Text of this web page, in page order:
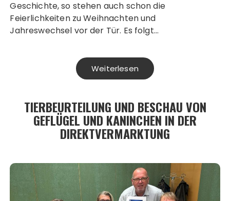
Geschichte, so stehen auch schon die
Feierlichkeiten zu Weihnachten und
Jahreswechsel vor der Tür. Es folgt…
Weiterlesen
TIERBEURTEILUNG UND BESCHAU VON
GEFLÜGEL UND KANINCHEN IN DER
DIREKTVERMARKTUNG